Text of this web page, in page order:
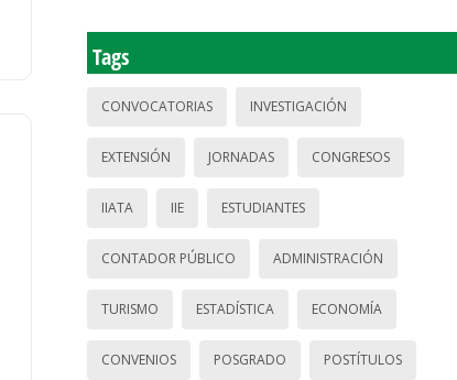
Tags
CONVOCATORIAS INVESTIGACIÓN
EXTENSIÓN JORNADAS CONGRESOS
IIATA IIE ESTUDIANTES
CONTADOR PÚBLICO ADMINISTRACIÓN
TURISMO ESTADÍSTICA ECONOMÍA
CONVENIOS POSGRADO POSTÍTULOS